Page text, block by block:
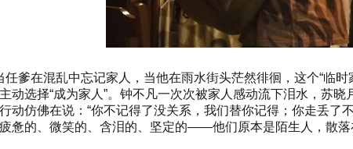
爹在混乱中忘记家人，当他在雨水街头茫然徘徊，这个“临
选择“成为家人”。钟不凡一次次被家人感动流下泪水，苏
动仿佛在说：“你不记得了没关系，我们替你记得；你走丢
的、微笑的、含泪的、坚定的——他们原本是陌生人，散落